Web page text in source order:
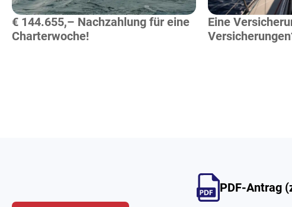
€ 144.655,– Nachzahlung für eine
Charterwoche!
Eine
PDF-Antrag